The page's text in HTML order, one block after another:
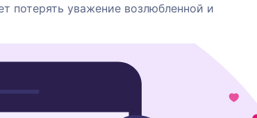
потерять уважение возлюбленной и